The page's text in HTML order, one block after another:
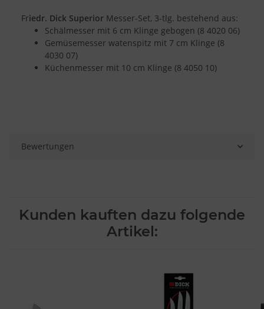
Speichern von oder Zugriff auf Informationen auf einem Endgerät
Verwendung reduzierter Daten zur Auswahl von Werbeanzeigen
Erstellung von Profilen für personalisierte Werbung
Verwendung von Profilen zur Auswahl personalisierter Werbung
Erstellung von Profilen zur Personalisierung von Inhalten
Verwendung von Profilen zur Auswahl personalisierter Inhalte
Friedr. Dick Superior Messer-Set, 3-tlg. bestehend aus:
Schälmesser mit 6 cm Klinge gebogen (8 4020 06)
Gemüsemesser watenspitz mit 7 cm Klinge (8
4030 07)
Küchenmesser mit 10 cm Klinge (8 4050 10)
Bewertungen
Kunden kauften dazu folgende
Artikel: